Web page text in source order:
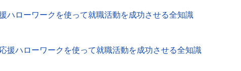
ハローワークを使って就職活動を成功させる全知識
援ハローワークを使って就職活動を成功させる全知識